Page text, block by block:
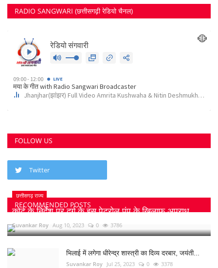
RADIO SANGWARI (छत्तीसगढ़ी रेडियो चैनल)
FOLLOW US
Twitter
RECOMMENDED POSTS
छत्तीसगढ़ राज्य
कोर्ट के निर्देश पर दुर्ग के इस पेट्रोल पंप के खिलाफ अपराध...
Suvankar Roy Aug 10, 2023 0 3786
भिलाई में लगेगा धीरेन्द्र शास्त्री का दिव्य दरबार, जयंती...
Suvankar Roy Jul 25, 2023 0 3378